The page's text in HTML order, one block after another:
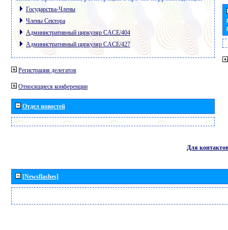
Государства-Члены
Члены Сектора
Административный циркуляр CACE/404
Административный циркуляр CACE/427
Регистрация делегатов
Относящиеся конференции
Отдел новостей
Для контактов
[Newsflashes]